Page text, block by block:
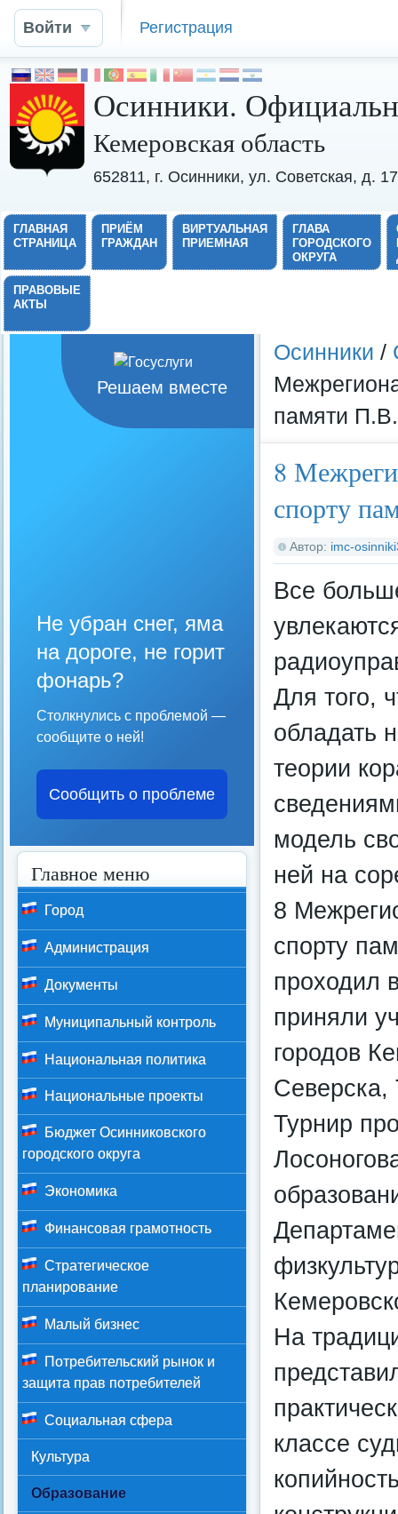
Войти Регистрация
Осинники.
Кемеровская область
652811, г. Осинники, ул. Советская, д.
ГЛАВНАЯ
СТРАНИЦА
ПРИЁМ
ГРАЖДАН
ВИРТУАЛЬНАЯ
ПРИЕМНАЯ
ГЛАВА
ГОРОДСКОГО
ОКРУГА
ПРАВОВЫЕ
АКТЫ
Осинники /
памяти
8
спорту
Автор: imc-
Все
Для того,
обладать
теории
модель
ней на
8
спорту
проходил
приняли
городов
Северска,
Турнир
На
классе
Решаем вместе
Не убран снег, яма
на дороге, не горит
фонарь?
Столкнулись с проблемой —
сообщите о ней!
Сообщить о проблеме
Главное меню
Город
Администрация
Документы
Муниципальный контроль
Национальная политика
Национальные проекты
Бюджет Осинниковского
городского округа
Экономика
Финансовая грамотность
Стратегическое
планирование
Малый бизнес
Потребительский рынок и
защита прав потребителей
Социальная сфера
Культура
Образование